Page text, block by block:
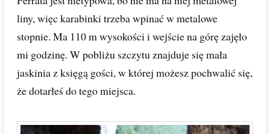
liny, więc karabinki trzeba wpinać w metalowe
stopnie. Ma 110 m wysokości i wejście na górę zajęło
mi godzinę. W pobliżu szczytu znajduje się mała
jaskinia z księgą gości, w której możesz pochwalić się,
że dotarłeś do tego miejsca.